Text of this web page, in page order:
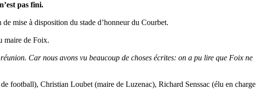
pas fini.
mise à disposition du stade d’honneur du Courbet.
maire de Foix.
Car nous avons vu beaucoup de choses écrites: on a pu lire que Foix ne
football), Christian Loubet (maire de Luzenac), Richard Senssac (élu en charge